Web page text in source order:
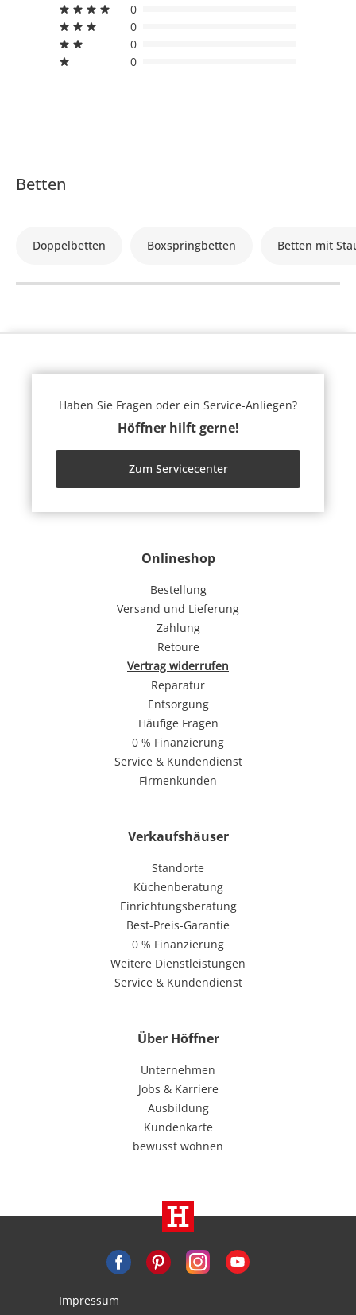
0
0
0
0
Betten
Doppelbetten Boxspringbetten Betten mit
Onlineshop
Bestellung
Versand und Lieferung
Zahlung
Retoure
Vertrag widerrufen
Reparatur
Entsorgung
Häufige Fragen
0 % Finanzierung
Service & Kundendienst
Firmenkunden
Verkaufshäuser
Standorte
Küchenberatung
Einrichtungsberatung
Best-Preis-Garantie
0 % Finanzierung
Weitere Dienstleistungen
Service & Kundendienst
Über Höffner
Unternehmen
Jobs & Karriere
Ausbildung
Kundenkarte
bewusst wohnen
Haben Sie Fragen oder ein Service-Anliegen?
Höffner hilft gerne!
Zum Servicecenter
Impressum